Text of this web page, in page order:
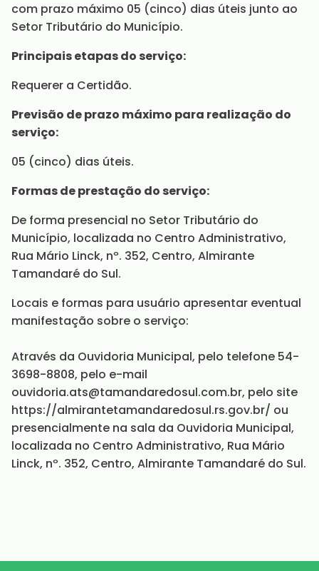
com prazo máximo 05 (cinco) dias úteis junto ao
Setor Tributário do Município.
Principais etapas do serviço:
Requerer a Certidão.
Previsão de prazo máximo para realização do
serviço:
05 (cinco) dias úteis.
Formas de prestação do serviço:
De forma presencial no Setor Tributário do
Município, localizada no Centro Administrativo,
Rua Mário Linck, nº. 352, Centro, Almirante
Tamandaré do Sul.
Locais e formas para usuário apresentar eventual
manifestação sobre o serviço:
Através da Ouvidoria Municipal, pelo telefone 54-
3698-8808, pelo e-mail
ouvidoria.ats@tamandaredosul.com.br, pelo site
https://almirantetamandaredosul.rs.gov.br/ ou
presencialmente na sala da Ouvidoria Municipal,
localizada no Centro Administrativo, Rua Mário
Linck, nº. 352, Centro, Almirante Tamandaré do Sul.